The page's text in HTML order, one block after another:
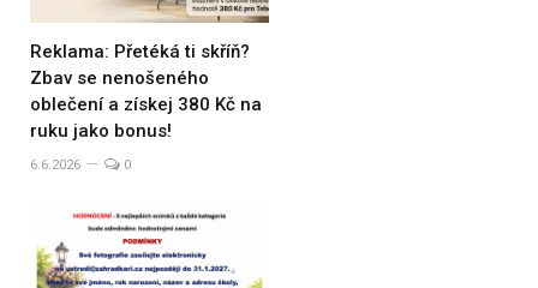
Reklama: Přetéká ti skříň?
Zbav se nenošeného
oblečení a získej 380 Kč na
ruku jako bonus!
6.6.2026 0